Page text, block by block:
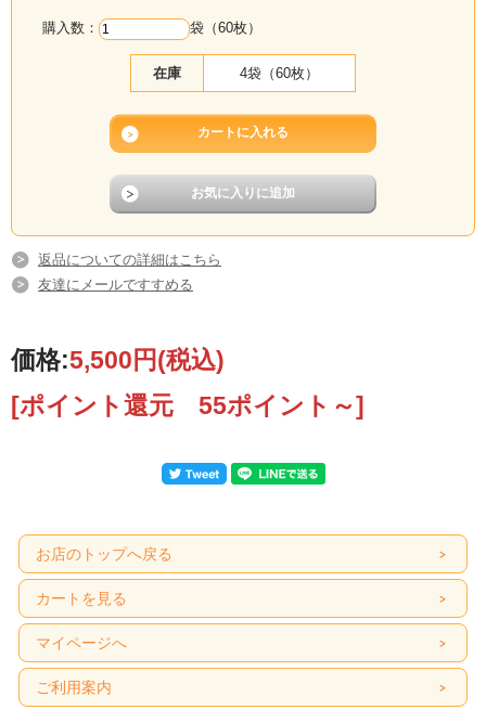
購入数： 袋（60枚）
在庫 4袋（60枚）
返品についての詳細はこちら
友達にメールですすめる
価格:5,500円(税込)
[ポイント還元 55ポイント～]
お店のトップへ戻る
カートを見る
マイページへ
ご利用案内